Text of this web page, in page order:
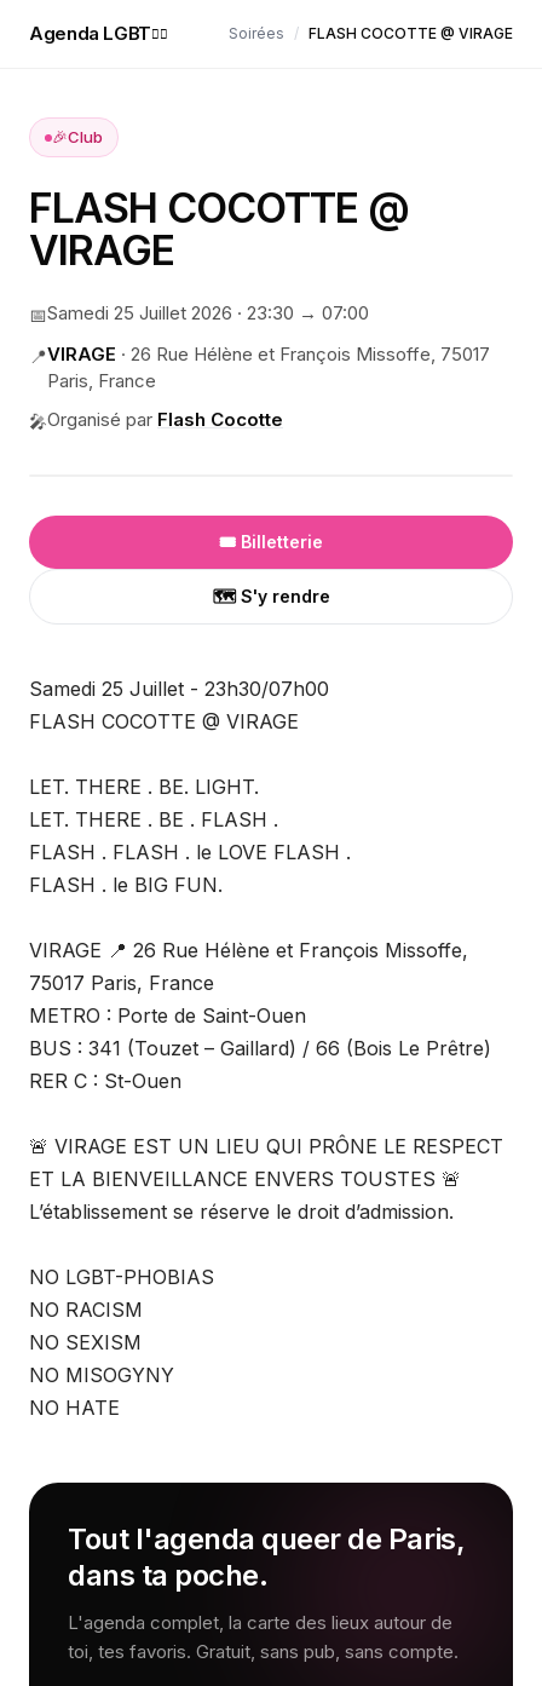
Agenda LGBT🏳️‍🌈 Soirées / FLASH COCOTTE @ VIRAGE
🎉Club
FLASH COCOTTE @
VIRAGE
📅Samedi 25 Juillet 2026 · 23:30 → 07:00
📍VIRAGE · 26 Rue Hélène et François Missoffe, 75017
Paris, France
🎤Organisé par Flash Cocotte
🎟️ Billetterie
🗺️ S'y rendre
Samedi 25 Juillet - 23h30/07h00
FLASH COCOTTE @ VIRAGE
LET. THERE . BE. LIGHT.
LET. THERE . BE . FLASH .
FLASH . FLASH . le LOVE FLASH .
FLASH . le BIG FUN.
VIRAGE 📍 26 Rue Hélène et François Missoffe,
75017 Paris, France
METRO : Porte de Saint-Ouen
BUS : 341 (Touzet – Gaillard) / 66 (Bois Le Prêtre)
RER C : St-Ouen
🚨 VIRAGE EST UN LIEU QUI PRÔNE LE RESPECT
ET LA BIENVEILLANCE ENVERS TOUSTES 🚨
L’établissement se réserve le droit d’admission.
NO LGBT-PHOBIAS
NO RACISM
NO SEXISM
NO MISOGYNY
NO HATE
Tout l'agenda queer de Paris,
dans ta poche.
L'agenda complet, la carte des lieux autour de
toi, tes favoris. Gratuit, sans pub, sans compte.